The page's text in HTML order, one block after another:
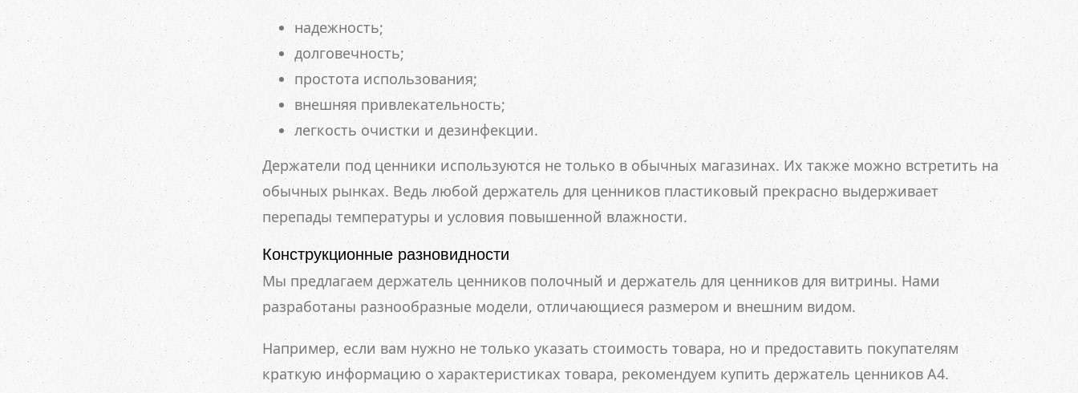
надежность;
долговечность;
простота использования;
внешняя привлекательность;
легкость очистки и дезинфекции.
Держатели под ценники используются не только в обычных магазинах. Их также можно встретить на
обычных рынках. Ведь любой держатель для ценников пластиковый прекрасно выдерживает
перепады температуры и условия повышенной влажности.
Конструкционные разновидности
Мы предлагаем держатель ценников полочный и держатель для ценников для витрины. Нами
разработаны разнообразные модели, отличающиеся размером и внешним видом.
Например, если вам нужно не только указать стоимость товара, но и предоставить покупателям
краткую информацию о характеристиках товара, рекомендуем купить держатель ценников А4.